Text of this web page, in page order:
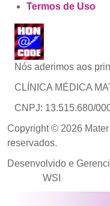
Termos de Uso
Nós aderimos aos
CLÍNICA MÉDICA
CNPJ: 13.515.680/
Copyright © 2026
reservados.
Desenvolvido e
WSI